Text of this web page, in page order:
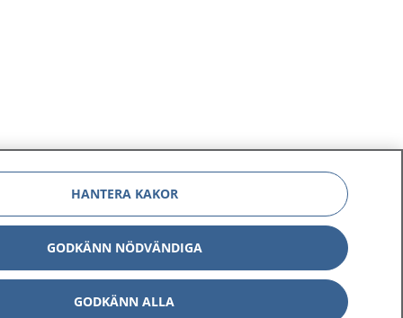
HANTERA KAKOR
GODKÄNN NÖDVÄNDIGA
GODKÄNN ALLA